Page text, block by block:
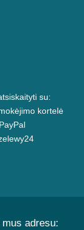
su:
kortelė
PayPal
mus adresu: